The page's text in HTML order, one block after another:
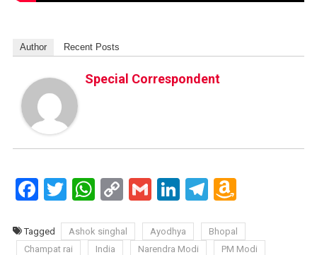
Author Recent Posts
Special Correspondent
Facebook
Twitter
WhatsApp
CopyGmailLinkedIn
Telegram
Amazon
List
Tagged Ashok singhal Ayodhya
Bhopal
Champat rai
India Narendra Modi
PM Modi